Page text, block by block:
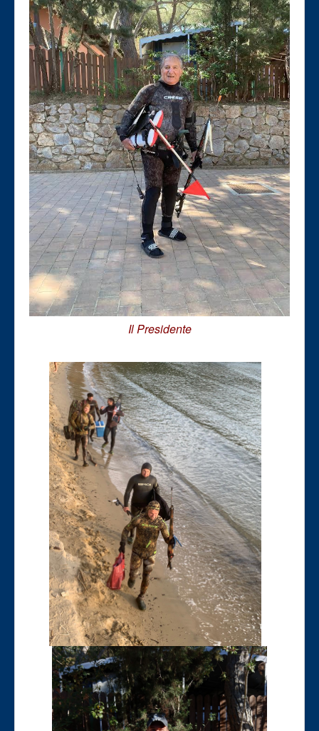
Il Presidente